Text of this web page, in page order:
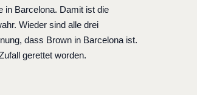
in Barcelona. Damit ist die
Wieder sind alle drei
dass Brown in Barcelona ist.
gerettet worden.